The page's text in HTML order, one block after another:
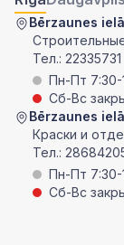
Bērzaunes
Тел.: 22335731
Пн-Пт 7:30-
Сб-Вс
Bērzaunes
Краски и
Тел.:
Пн-Пт 7:30-
Сб-Вс